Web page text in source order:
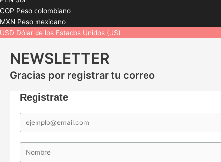
COP Peso colombiano
MXN Peso mexicano
USD Dólar de los Estados Unidos (US)
NEWSLETTER
Gracias por registrar tu correo
Registrate